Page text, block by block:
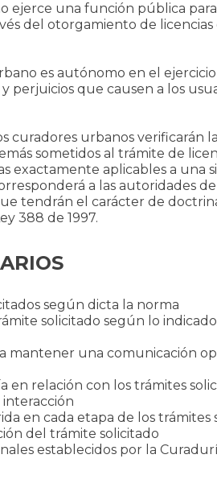
una función pública
del otorgamiento de licencias
es autónomo en el ejercicio
perjuicios que causen a los
curadores urbanos verificarán
sometidos al trámite de
exactamente aplicables a una
a las autoridades de
tendrán el carácter de
388 de 1997.
según dicta la norma
solicitado según lo
mantener una comunicación
en relación con los trámites
interacción
en cada etapa de los trámites
del trámite solicitado
establecidos por la